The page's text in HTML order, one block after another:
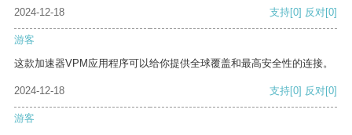
2024-12-18 支持[0] 反对[0]
游客
这款加速器VPM应用程序可以给你提供全球覆盖和最高安全性的连接。
2024-12-18 支持[0] 反对[0]
游客